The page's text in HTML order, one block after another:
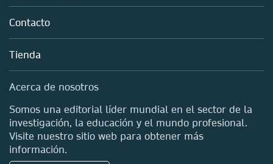
Políticas
Blog
Contactos de ventas y cuentas
Acerca de nosotros
Carreras
Media Centre
Ubicaciones y contacto
Contacto
Tienda
Acerca de nosotros
Somos una editorial líder mundial en el sector de la
investigación, la educación y el mundo profesional.
Visite nuestro sitio web para obtener más
información.